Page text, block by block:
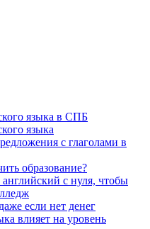
языка в СПБ
языка
с глаголами в
образование?
с нуля, чтобы
если нет денег
влияет на уровень